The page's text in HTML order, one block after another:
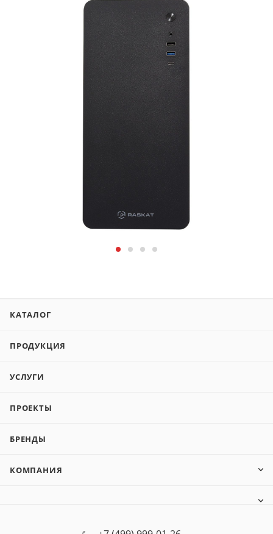
КАТАЛОГ
ПРОДУКЦИЯ
УСЛУГИ
ПРОЕКТЫ
БРЕНДЫ
КОМПАНИЯ